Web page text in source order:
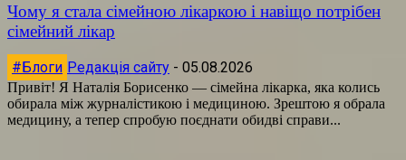
Чому я стала сімейною лікаркою і навіщо потрібен
сімейний лікар
#Блоги Редакція сайту - 05.08.2026
Привіт! Я Наталія Борисенко — сімейна лікарка, яка колись
обирала між журналістикою і медициною. Зрештою я обрала
медицину, а тепер спробую поєднати обидві справи...